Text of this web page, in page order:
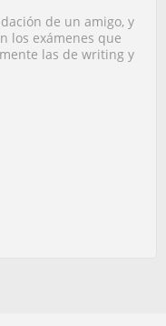
de un amigo, y
los exámenes que
las de writing y